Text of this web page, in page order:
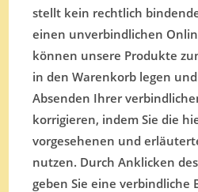
stellt kein rechtlich
einen unverbindlichen
können unsere Produkte
in den Warenkorb legen
Absenden Ihrer
korrigieren, indem Sie die
vorgesehenen und
nutzen. Durch Anklicken
geben Sie eine verbindliche